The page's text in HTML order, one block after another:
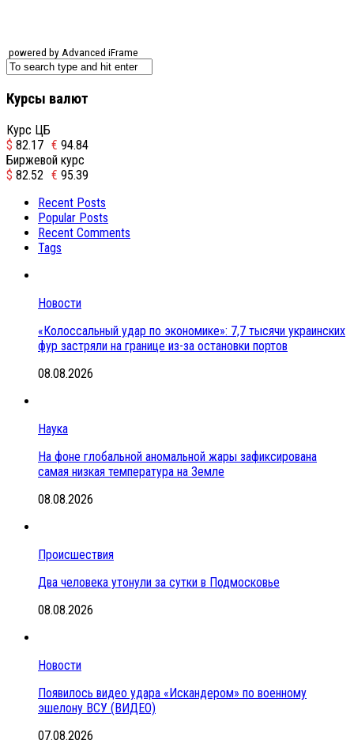
powered by Advanced iFrame
Курсы валют
Курс ЦБ
$ 82.17 € 94.84
Биржевой курс
$ 82.52 € 95.39
Recent Posts
Popular Posts
Recent Comments
Tags
Новости
«Колоссальный удар по экономике»: 7,7 тысячи украинских
фур застряли на границе из-за остановки портов
08.08.2026
Наука
На фоне глобальной аномальной жары зафиксирована
самая низкая температура на Земле
08.08.2026
Происшествия
Два человека утонули за сутки в Подмосковье
08.08.2026
Новости
Появилось видео удара «Искандером» по военному
эшелону ВСУ (ВИДЕО)
07.08.2026